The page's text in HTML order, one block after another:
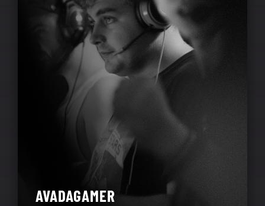
AVADAGAMER